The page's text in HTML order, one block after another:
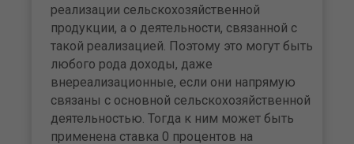
реализации сельскохозяйственной
продукции, а о деятельности, связанной с
такой реализацией. Поэтому это могут быть
любого рода доходы, даже
внереализационные, если они напрямую
связаны с основной сельскохозяйственной
деятельностью. Тогда к ним может быть
применена ставка 0 процентов на